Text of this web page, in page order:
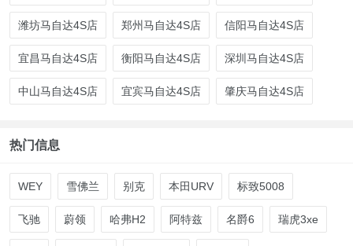
潍坊马自达4S店 郑州马自达4S店 信阳马自达4S店
宜昌马自达4S店 衡阳马自达4S店 深圳马自达4S店
中山马自达4S店 宜宾马自达4S店 肇庆马自达4S店
热门信息
WEY 雪佛兰 别克 本田URV 标致5008
飞驰 蔚领 哈弗H2 阿特兹 名爵6 瑞虎3xe